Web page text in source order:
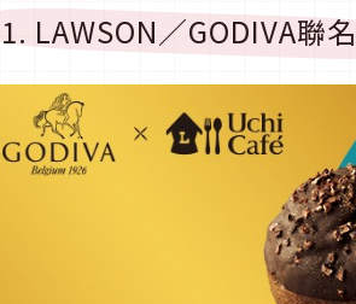
1. LAWSON／GODIVA聯